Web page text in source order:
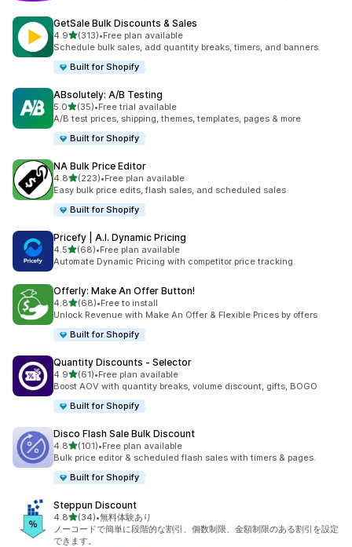
GetSale Bulk Discounts & Sales
4.95つ星中
(313)
合計レビュー数：313件
•Free plan available
Schedule bulk sales, add quantity breaks, timers, and banners.
Built for Shopify
ABsolutely: A/B Testing
5.05つ星中
(35)
合計レビュー数：35件
•Free trial available
A/B test prices, shipping, themes, templates, pages & more
Built for Shopify
NA Bulk Price Editor
4.85つ星中
(223)
合計レビュー数：223件
•Free plan available
Easy bulk price edits, flash sales, and scheduled sales
Built for Shopify
Pricefy | A.I. Dynamic Pricing
4.55つ星中
(68)
合計レビュー数：68件
•Free plan available
Automate Dynamic Pricing with competitor price tracking.
Offerly: Make An Offer Button!
4.85つ星中
(68)
合計レビュー数：68件
•Free to install
Unlock Revenue with Make An Offer & Flexible Prices by offers
Built for Shopify
Quantity Discounts ‑ Selector
4.95つ星中
(61)
合計レビュー数：61件
•Free plan available
Boost AOV with quantity breaks, volume discount, gifts, BOGO
Built for Shopify
Disco Flash Sale Bulk Discount
4.85つ星中
(101)
合計レビュー数：101件
•Free plan available
Bulk price editor & scheduled flash sales with timers & pages.
Built for Shopify
Steppun Discount
4.85つ星中
(34)
合計レビュー数：34件
•無料体験あり
ノーコードで簡単に段階的な割引、個数制限、金額制限のある割引を設定
できます。